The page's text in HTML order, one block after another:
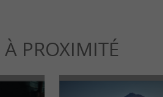
À PROXIMITÉ